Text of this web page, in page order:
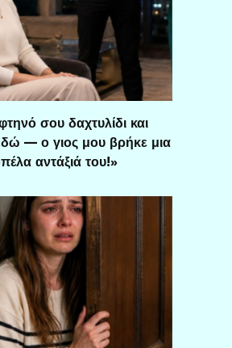
σου δαχτυλίδι και
— ο γιος μου βρήκε μια
αντάξιά του!»